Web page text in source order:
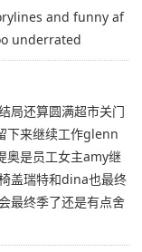
and funny af
underrated
局还算圆满超市关门
下来继续工作glenn
奥是员工女主amy继
盖瑞特和dina也最终
最终季了还是有点舍